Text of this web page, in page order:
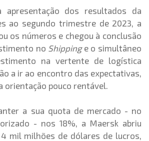
apresentação dos resultados da
ao segundo trimestre de 2023, a
os números e chegou à conclusão
no Shipping e o simultâneo
na vertente de logística
a ir ao encontro das expectativas,
orientação pouco rentável.
a sua quota de mercado - no
- nos 18%, a Maersk abriu
mil milhões de dólares de lucros,